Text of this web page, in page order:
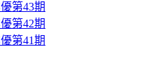
第43期
第42期
第41期